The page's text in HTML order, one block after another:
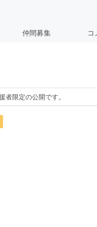
仲間募集 コ
者限定の公開です。